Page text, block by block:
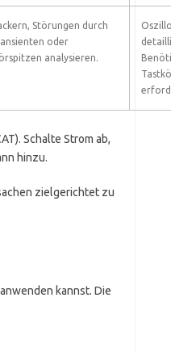
Störungen durch
oder
analysieren.
Schalte Strom ab,
hinzu.
zielgerichtet zu
kannst. Die